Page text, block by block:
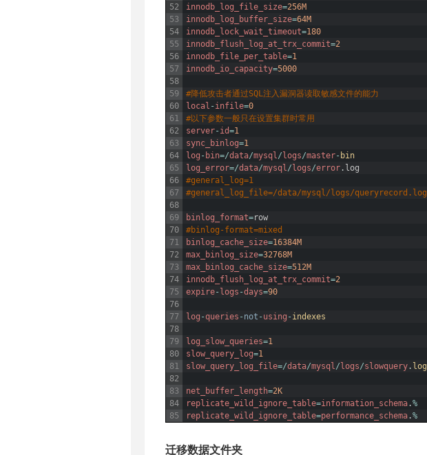
52
53
54
55
56
57
58
59
60
61
62
63
64
65
66
67
68
69
70
71
72
73
74
75
76
77
78
79
80
81
82
83
84
85
innodb_log_file_size=256M
innodb_log_buffer_size=64M
innodb_lock_wait_timeout=180
innodb_flush_log_at_trx_commit=2
innodb_file_per_table=1
innodb_io_capacity=5000
#降低攻击者通过SQL注入漏洞器读取敏感文件的能力
local -infile=0
#以下参数一般只在设置集群时常用
server-id=1
sync_binlog=1
log - bin=/data/mysql/ logs/master- bin
log_error=/data/mysql/ logs/error. log
#general_log=1
#general_log_file=/data/mysql/logs/queryrecord.log
binlog_format=row
#binlog-format=mixed
binlog_cache_size=16384M
max_binlog_size=32768M
max_binlog_cache_size=512M
innodb_flush_log_at_trx_commit=2
expire- logs -days=90
log -queries - not - using - indexes
log_slow_queries=1
slow_query_log=1
slow_query_log_file=/data/mysql/ logs/slowquery. log
net_buffer_length=2K
replicate_wild_ignore_table=information_schema.%
replicate_wild_ignore_table=performance_schema.%
迁移数据文件夹